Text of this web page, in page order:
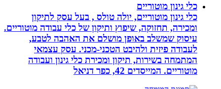
כלי גינון מוטוריים
כלי גינון מוטוריים, יולה טולס , בעל עסק לתיקון
ומכירה, תחזוקה, שיפוץ ותיקון של כלי עבודה מוטוריים.
עיסוק שמשלב באופן מושלם את האהבה לטבע,
לעבודה פיזית ולהיבט הטכני-מכני. עסק עצמאי
המתמחה בשירות, תיקון ומכירת כלי גינון ועבודה
מוטוריים. המייסדים 42, כפר דניאל